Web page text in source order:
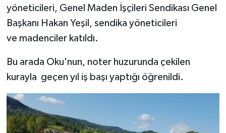
yöneticileri, Genel Maden İşçileri Sendikası Genel
Başkanı Hakan Yeşil, sendika yöneticileri
ve madenciler katıldı.
Bu arada Oku'nun, noter huzurunda çekilen
kurayla geçen yıl iş başı yaptığı öğrenildi.